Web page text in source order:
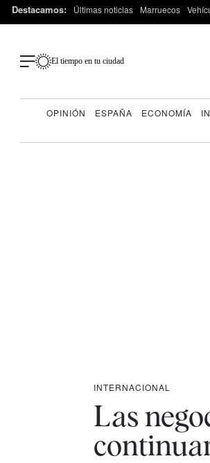
Destacamos: Últimas noticias Marruecos
El tiempo en tu ciudad
OPINIÓN ESPAÑA ECONOMÍA
INTERNACIONAL
Las